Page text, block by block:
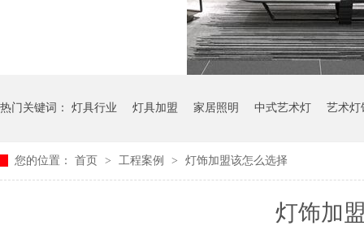
热门关键词： 灯具行业 灯具加盟 家居照明 中式艺术灯 艺术灯
您的位置： 首页 > 工程案例 > 灯饰加盟该怎么选择
灯饰加